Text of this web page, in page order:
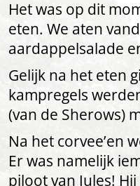
Het was op dit
eten. We aten
aardappelsalade
Gelijk na het eten
kampregels
(van de Sherows)
Na het corvee’en
Er was namelijk
piloot van Jules!